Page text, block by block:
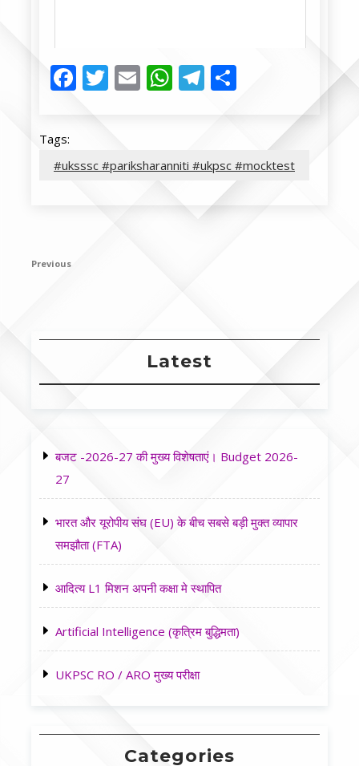
Facebook
Twitter
EmailWhatsApp
Telegram
Tags:
#uksssc #pariksharanniti #ukpsc #mocktest
Post
Previous
Previous
Latest
बजट -2026-27 की मुख्य विशेषताएं। Budget 2026-
27
भारत और यूरोपीय संघ (EU) के बीच सबसे बड़ी मुक्त व्यापार
समझौता (FTA)
आदित्य L1 मिशन अपनी कक्षा मे स्थापित
Artificial Intelligence (कृत्रिम बुद्धिमता)
UKPSC RO / ARO मुख्य परीक्षा
Categories